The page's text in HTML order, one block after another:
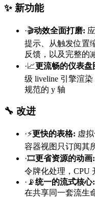
✨ 新功能
·🎬动效全面打磨:
提示、从触发位置
反馈，以及完整的
·📈更流畅的仪表盘
级 liveline 引擎渲
规范的 y 轴
🔧 改进
·⚡更快的表格: 虚
容器视图只订阅其
·🎞️更省资源的动画:
令牌化处理，CPU
· 📡统一的流式核心:
在共享同一套流生